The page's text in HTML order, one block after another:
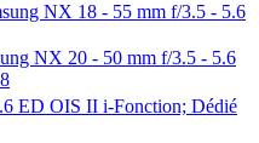
NX 18 - 55 mm f/3.5 - 5.6
NX 20 - 50 mm f/3.5 - 5.6
ED OIS II i-Fonction; Dédié